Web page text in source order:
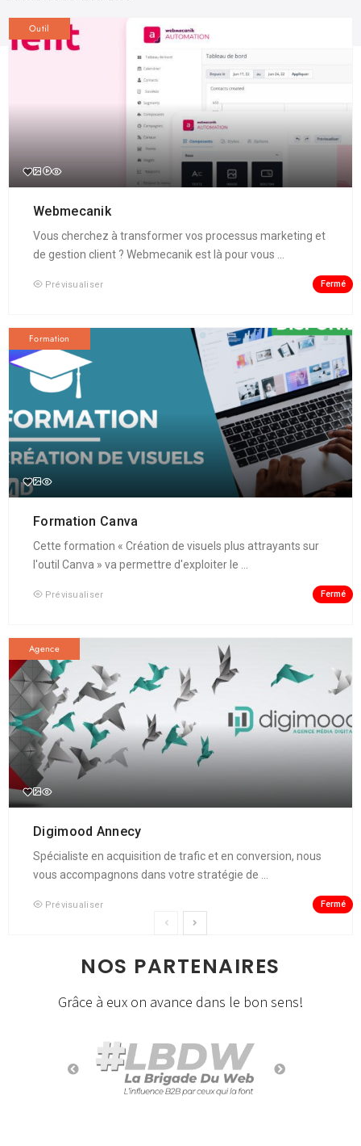
Outil
Webmecanik
Vous cherchez à transformer vos processus marketing et
de gestion client ? Webmecanik est là pour vous ...
Prévisualiser Fermé
Formation
Formation Canva
Cette formation « Création de visuels plus attrayants sur
l'outil Canva » va permettre d'exploiter le ...
Prévisualiser Fermé
Agence
Digimood Annecy
Spécialiste en acquisition de trafic et en conversion, nous
vous accompagnons dans votre stratégie de ...
Prévisualiser Fermé
NOS PARTENAIRES
Grâce à eux on avance dans le bon sens!